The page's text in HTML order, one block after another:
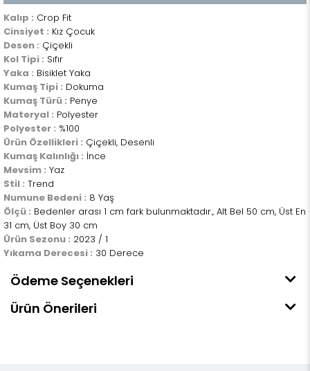
Kalıp : Crop Fit
Cinsiyet : Kız Çocuk
Desen : Çiçekli
Kol Tipi : Sıfır
Yaka : Bisiklet Yaka
Kumaş Tipi : Dokuma
Kumaş Türü : Penye
Materyal : Polyester
Polyester : %100
Ürün Özellikleri : Çiçekli, Desenli
Kumaş Kalınlığı : İnce
Mevsim : Yaz
Stil : Trend
Numune Bedeni : 8 Yaş
Ölçü : Bedenler arası 1 cm fark bulunmaktadır., Alt Bel 50 cm, Üst En
31 cm, Üst Boy 30 cm
Ürün Sezonu : 2023 / 1
Yıkama Derecesi : 30 Derece
Ödeme Seçenekleri
Ürün Önerileri